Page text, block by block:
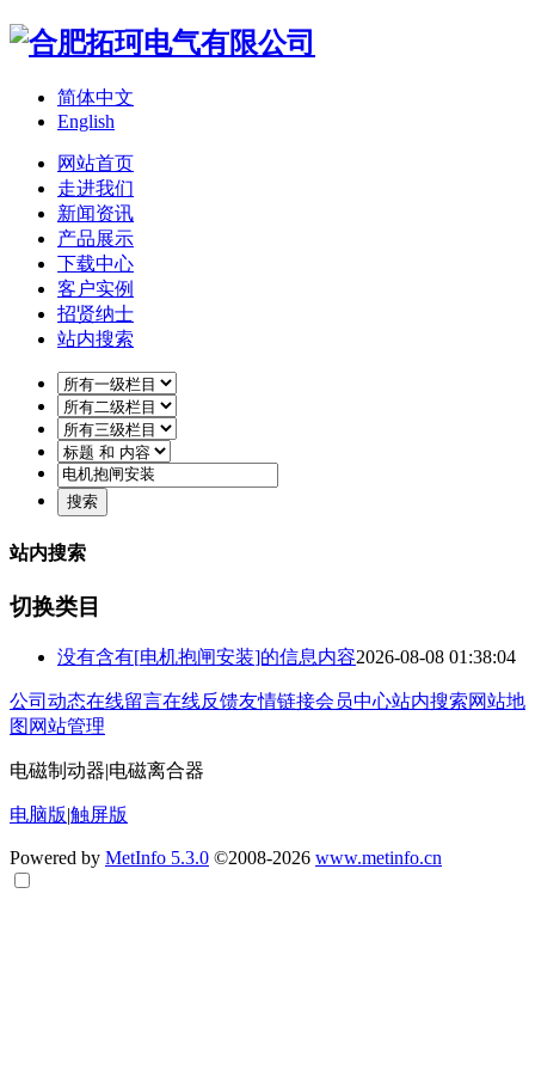
简体中文
English
网站首页
走进我们
新闻资讯
产品展示
下载中心
客户实例
招贤纳士
站内搜索
站内搜索
切换类目
没有含有[电机抱闸安装]的信息内容2026-08-08 01:38:04
公司动态在线留言在线反馈友情链接会员中心站内搜索网站地
图 网站管理
电磁制动器|电磁离合器
电脑版|触屏版
Powered by MetInfo 5.3.0 ©2008-2026 www.metinfo.cn